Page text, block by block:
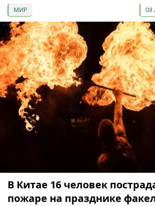
МИР 08
В Китае 16 человек
пожаре на празднике